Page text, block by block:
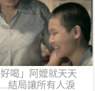
喝」阿嬤就天天
結局讓所有人淚